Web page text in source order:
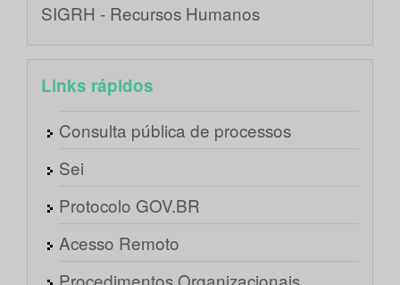
SIGRH - Recursos Humanos
Links rápidos
Consulta pública de processos
Sei
Protocolo GOV.BR
Acesso Remoto